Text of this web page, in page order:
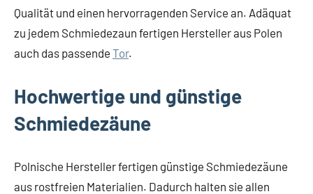
Qualität und einen hervorragenden Service an. Adäquat
zu jedem Schmiedezaun fertigen Hersteller aus Polen
auch das passende Tor.
Hochwertige und günstige
Schmiedezäune
Polnische Hersteller fertigen günstige Schmiedezäune
aus rostfreien Materialien. Dadurch halten sie allen